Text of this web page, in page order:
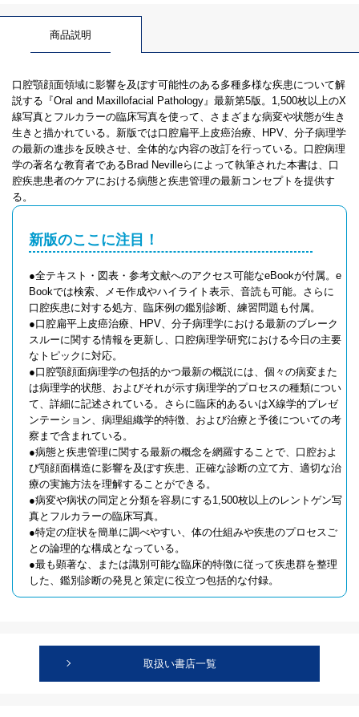
商品説明
口腔顎顔面領域に影響を及ぼす可能性のある多種多様な疾患について解
説する『Oral and Maxillofacial Pathology』最新第5版。1,500枚以上のX
線写真とフルカラーの臨床写真を使って、さまざまな病変や状態が生き
生きと描かれている。新版では口腔扁平上皮癌治療、HPV、分子病理学
の最新の進歩を反映させ、全体的な内容の改訂を行っている。口腔病理
学の著名な教育者であるBrad Nevilleらによって執筆された本書は、口
腔疾患患者のケアにおける病態と疾患管理の最新コンセプトを提供す
る。
新版のここに注目！
●全テキスト・図表・参考文献へのアクセス可能なeBookが付属。e
Bookでは検索、メモ作成やハイライト表示、音読も可能。さらに
口腔疾患に対する処方、臨床例の鑑別診断、練習問題も付属。
●口腔扁平上皮癌治療、HPV、分子病理学における最新のブレーク
スルーに関する情報を更新し、口腔病理学研究における今日の主要
なトピックに対応。
●口腔顎顔面病理学の包括的かつ最新の概説には、個々の病変また
は病理学的状態、およびそれが示す病理学的プロセスの種類につい
て、詳細に記述されている。さらに臨床的あるいはX線学的プレゼ
ンテーション、病理組織学的特徴、および治療と予後についての考
察まで含まれている。
●病態と疾患管理に関する最新の概念を網羅することで、口腔およ
び顎顔面構造に影響を及ぼす疾患、正確な診断の立て方、適切な治
療の実施方法を理解することができる。
●病変や病状の同定と分類を容易にする1,500枚以上のレントゲン写
真とフルカラーの臨床写真。
●特定の症状を簡単に調べやすい、体の仕組みや疾患のプロセスご
との論理的な構成となっている。
●最も顕著な、または識別可能な臨床的特徴に従って疾患群を整理
した、鑑別診断の発見と策定に役立つ包括的な付録。
取扱い書店一覧